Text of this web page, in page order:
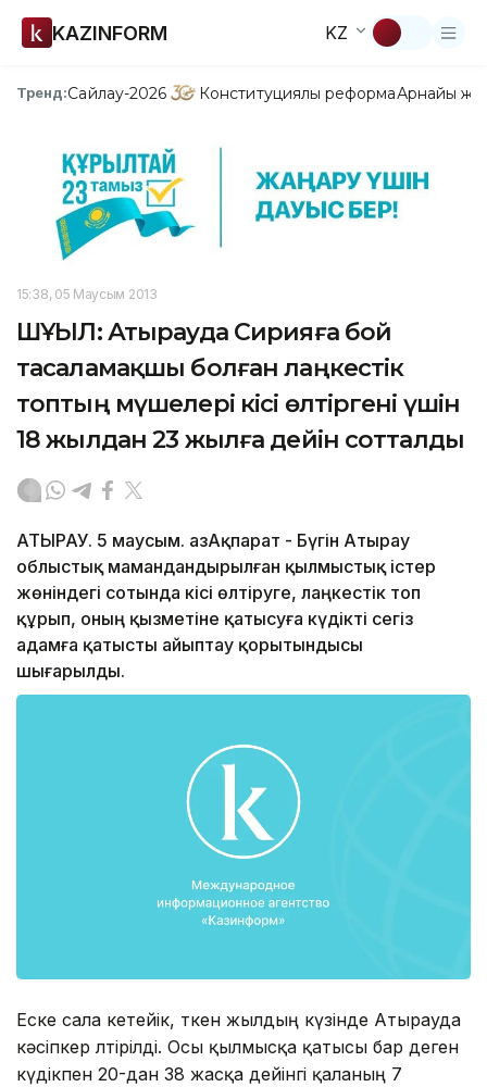
KAZINFORM KZ
Тренд:Сайлау-2026 Конституциялық реформаАрнайы
15:38, 05 Маусым 2013
ШҰҒЫЛ: Атырауда Сирияға бой
тасаламақшы болған лаңкестік
топтың мүшелері кісі өлтіргені үшін
18 жылдан 23 жылға дейін сотталды
АТЫРАУ. 5 маусым. ҚазАқпарат - Бүгін Атырау
облыстық мамандандырылған қылмыстық істер
жөніндегі сотында кісі өлтіруге, лаңкестік топ
құрып, оның қызметіне қатысуға күдікті сегіз
адамға қатысты айыптау қорытындысы
шығарылды.
Еске сала кетейік, өткен жылдың күзінде Атырауда
кәсіпкер өлтірілді. Осы қылмысқа қатысы бар деген
күдікпен 20-дан 38 жасқа дейінгі қаланың 7